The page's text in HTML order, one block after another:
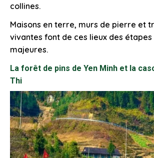
collines.
Maisons en terre, murs de pierre et
vivantes font de ces lieux des
majeures.
La forêt de pins de Yen Minh et la
Thi